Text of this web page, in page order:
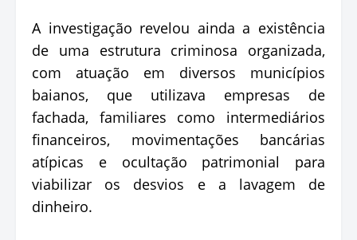
A investigação revelou ainda a existência
de uma estrutura criminosa organizada,
com atuação em diversos municípios
baianos, que utilizava empresas de
fachada, familiares como intermediários
financeiros, movimentações bancárias
atípicas e ocultação patrimonial para
viabilizar os desvios e a lavagem de
dinheiro.